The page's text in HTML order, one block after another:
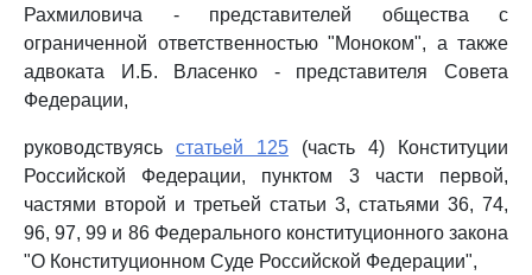
Рахмиловича - представителей общества с
ограниченной ответственностью "Моноком", а также
адвоката И.Б. Власенко - представителя Совета
Федерации,
руководствуясь статьей 125 (часть 4) Конституции
Российской Федерации, пунктом 3 части первой,
частями второй и третьей статьи 3, статьями 36, 74,
96, 97, 99 и 86 Федерального конституционного закона
"О Конституционном Суде Российской Федерации",